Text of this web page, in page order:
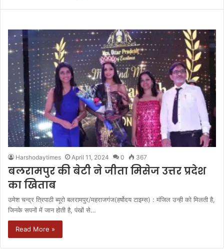
Harshodaytimes April 11, 2024 0 367
बलरामपुर की बेटी ने जीता मिसेज उत्तर प्रदेश
का खिताब
उमेश चन्द्र त्रिपाठी ब्यूरो बलरामपुर/महराजगंज(हर्षोदय टाइम्स) : मंजिल उन्ही को मिलती है,
जिनके सपनों में जान होती है, पंखों से…
Read More »